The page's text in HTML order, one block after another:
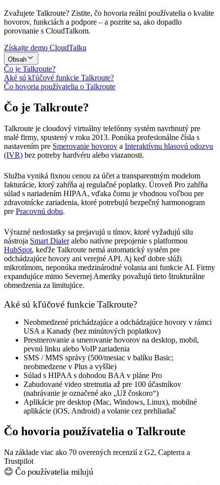
Zvažujete Talkroute? Zistite, čo hovoria reálni používatelia o kvalite
hovorov, funkciách a podpore – a pozrite sa, ako dopadlo
porovnanie s CloudTalkom.
Získajte demo CloudTalku
Obsah
Čo je Talkroute?
Aké sú kľúčové funkcie Talkroute?
Čo hovoria používatelia o Talkroute
Čo je Talkroute?
Talkroute je cloudový virtuálny telefónny systém navrhnutý pre
malé firmy, spustený v roku 2013. Ponúka profesionálne čísla s
nastavením pre Smerovanie hovorov a Interaktívnu hlasovú odozvu
(IVR) bez potreby hardvéru alebo viazanosti.
Služba vyniká fixnou cenou za účet a transparentným modelom
fakturácie, ktorý zahŕňa aj regulačné poplatky. Úroveň Pro zahŕňa
súlad s nariadením HIPAA, vďaka čomu je vhodnou voľbou pre
zdravotnícke zariadenia, ktoré potrebujú bezpečný harmonogram
pre Pracovnú dobu.
Výrazné nedostatky sa prejavujú u tímov, ktoré vyžadujú silu
nástroja Smart Dialeralebo natívne prepojenie s platformou
HubSpot, keďže Talkroute nemá automatický systém pre
odchádzajúce hovory ani verejné API. Aj keď dobre slúži
mikrotímom, neponúka medzinárodné volania ani funkcie AI. Firmy
expandujúce mimo Severnej Ameriky považujú tieto štrukturálne
obmedzenia za limitujúce.
Aké sú kľúčové funkcie Talkroute?
Neobmedzené prichádzajúce a odchádzajúce hovory v rámci
USA a Kanady (bez minútových poplatkov)
Presmerovanie a smerovanie hovorov na desktop, mobil,
pevnú linku alebo VoIP zariadenia
SMS / MMS správy (500/mesiac v balíku Basic;
neobmedzene v Plus a vyššie)
Súlad s HIPAA s dohodou BAA v pláne Pro
Zabudované video stretnutia až pre 100 účastníkov
(nahrávanie je označené ako „Už čoskoro“)
Aplikácie pre desktop (Mac, Windows, Linux), mobilné
aplikácie (iOS, Android) a volanie cez prehliadač
Čo hovoria používatelia o Talkroute
Na základe viac ako 70 overených recenzií z G2, Capterra a
Trustpilot
😊 Čo používatelia milujú